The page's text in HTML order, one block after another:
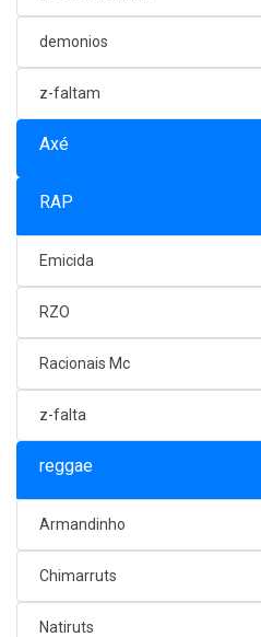
demonios
z-faltam
Axé
RAP
Emicida
RZO
Racionais Mc
z-falta
reggae
Armandinho
Chimarruts
Natiruts